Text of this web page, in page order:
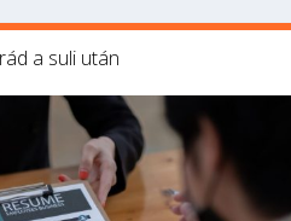
a suli után